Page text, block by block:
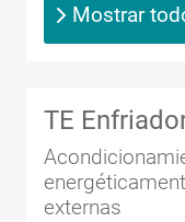
Mostrar
TE
externas